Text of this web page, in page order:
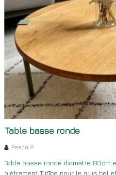
Table basse ronde
PascalP
Table basse ronde diamètre 80cm
piètrement TipToe pour le plus bel